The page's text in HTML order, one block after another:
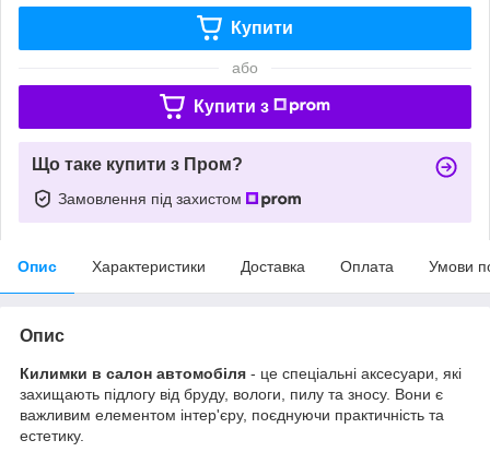
Купити
або
Купити з
Що таке купити з Пром?
Замовлення під захистом
Опис Характеристики Доставка Оплата Умови
Опис
Килимки в салон автомобіля - це спеціальні аксесуари, які
захищають підлогу від бруду, вологи, пилу та зносу. Вони є
важливим елементом інтер'єру, поєднуючи практичність та
естетику.